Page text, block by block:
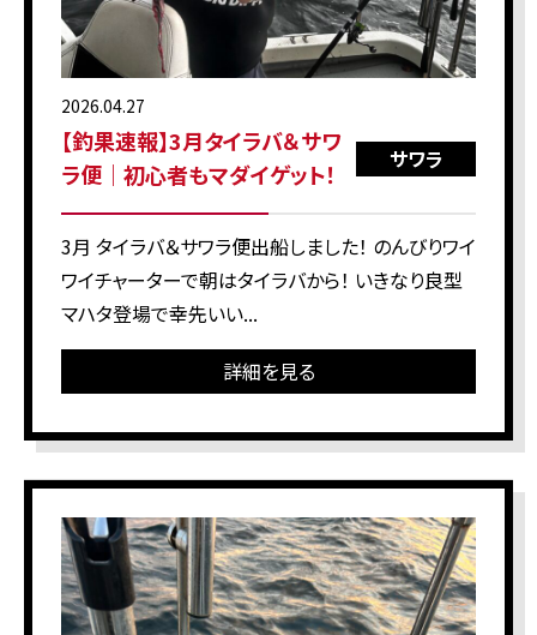
2026.04.27
【釣果速報】3月タイラバ＆サワ
ラ便｜初心者もマダイゲット！
サワラ
3月 タイラバ＆サワラ便出船しました！ のんびりワイ
ワイチャーターで朝はタイラバから！ いきなり良型
マハタ登場で幸先いい...
詳細を見る